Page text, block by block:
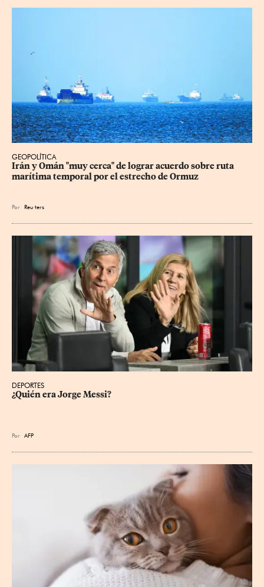
GEOPOLÍTICA
Irán y Omán "muy cerca" de lograr acuerdo sobre ruta
marítima temporal por el estrecho de Ormuz
Por Reu ters
DEPORTES
¿Quién era Jorge Messi?
Por AFP